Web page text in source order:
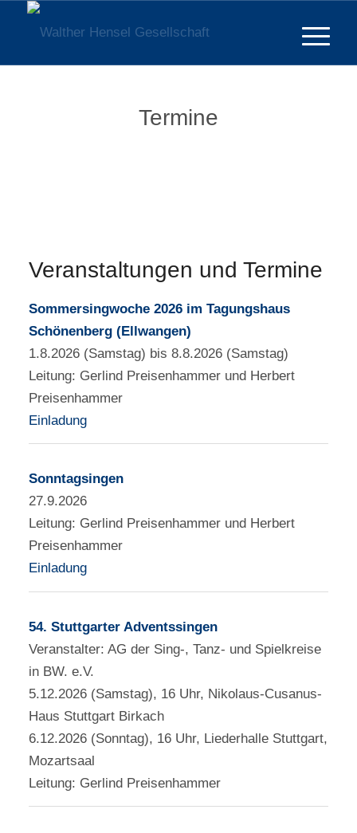
Termine
Veranstaltungen und Termine
Sommersingwoche 2026 im Tagungshaus
Schönenberg (Ellwangen)
1.8.2026 (Samstag) bis 8.8.2026 (Samstag)
Leitung: Gerlind Preisenhammer und Herbert
Preisenhammer
Einladung
Sonntagsingen
27.9.2026
Leitung: Gerlind Preisenhammer und Herbert
Preisenhammer
Einladung
54. Stuttgarter Adventssingen
Veranstalter: AG der Sing-, Tanz- und Spielkreise
in BW. e.V.
5.12.2026 (Samstag), 16 Uhr, Nikolaus-Cusanus-
Haus Stuttgart Birkach
6.12.2026 (Sonntag), 16 Uhr, Liederhalle Stuttgart,
Mozartsaal
Leitung: Gerlind Preisenhammer